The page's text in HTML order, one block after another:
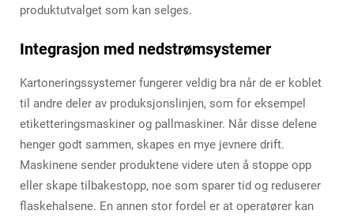
produktutvalget som kan selges.
Integrasjon med nedstrømsystemer
Kartoneringssystemer fungerer veldig bra når de er koblet
til andre deler av produksjonslinjen, som for eksempel
etiketteringsmaskiner og pallmaskiner. Når disse delene
henger godt sammen, skapes en mye jevnere drift.
Maskinene sender produktene videre uten å stoppe opp
eller skape tilbakestopp, noe som sparer tid og reduserer
flaskehalsene. En annen stor fordel er at operatører kan